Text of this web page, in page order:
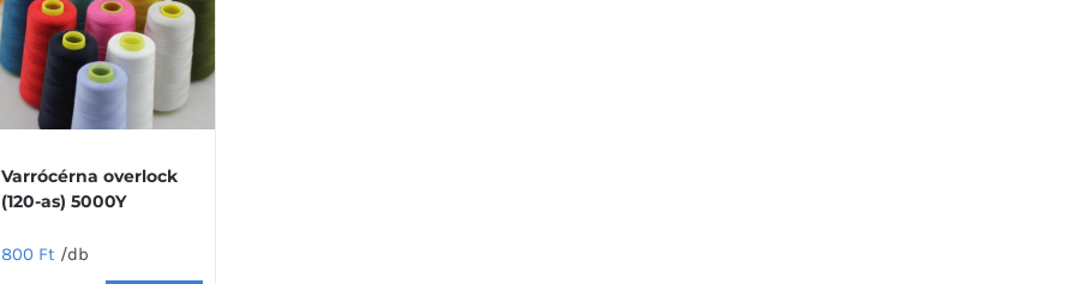
Varrócérna overlock
(120-as) 5000Y
800 Ft /db